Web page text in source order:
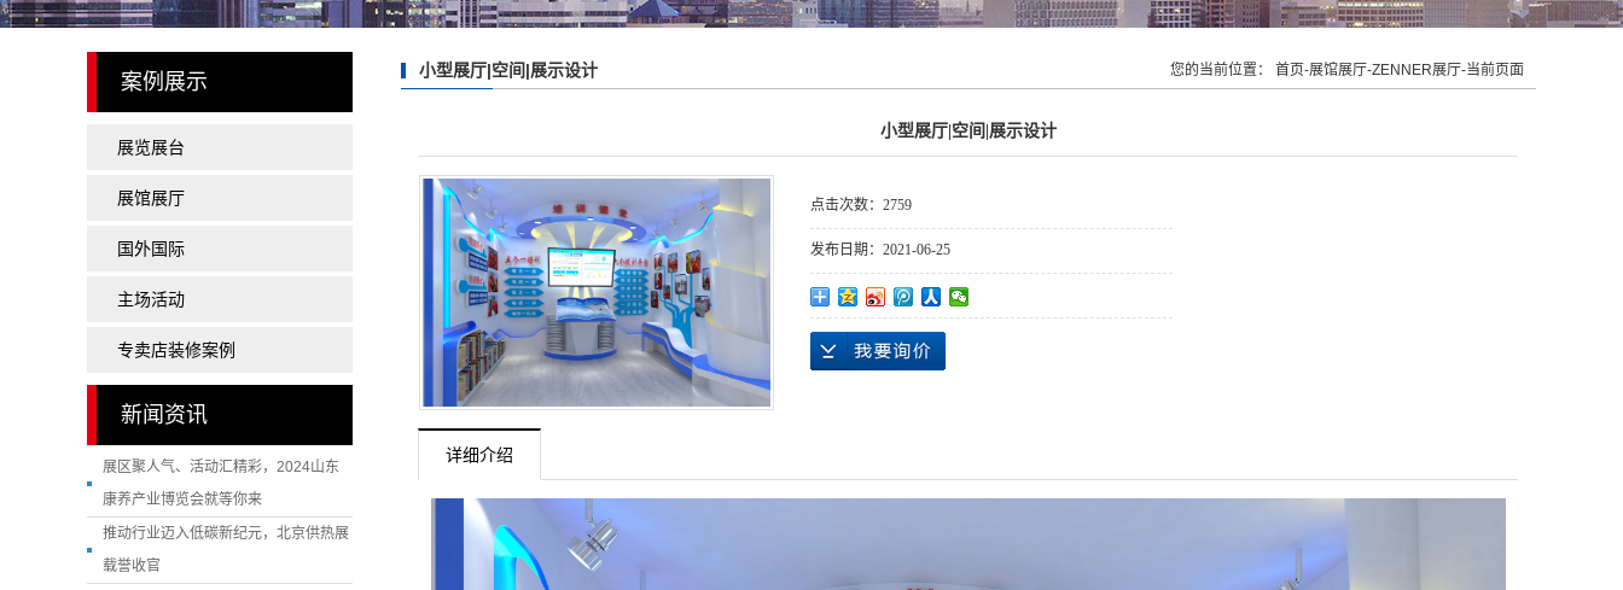
乐器展
医疗展
卫浴展
案例展示
展览展台
展馆展厅
国外国际
主场活动
专卖店装修案例
新闻资讯
展区聚人气、活动汇精彩，2024山东
康养产业博览会就等你来
推动行业迈入低碳新纪元，北京供热展
载誉收官
小型展厅|空间|展示设计 您的当前位置： 首页-展馆展厅-ZENNER展厅-当前页面
小型展厅|空间|展示设计
点击次数： 2759
发布日期： 2021-06-25
详细介绍